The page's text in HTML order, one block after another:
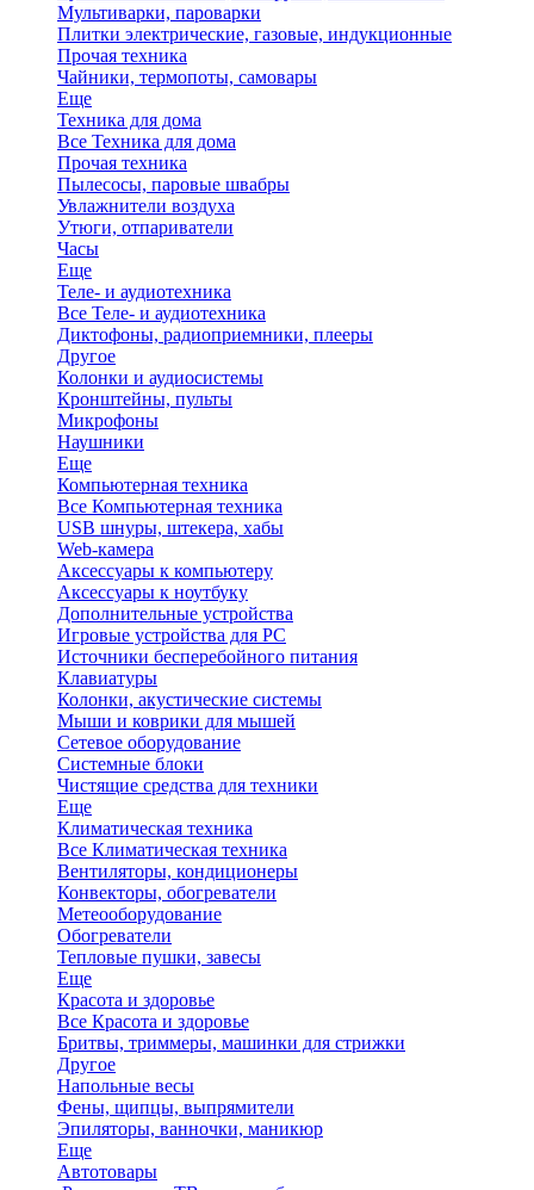
Мультиварки, пароварки
Плитки электрические, газовые, индукционные
Прочая техника
Чайники, термопоты, самовары
Еще
Техника для дома
Все Техника для дома
Прочая техника
Пылесосы, паровые швабры
Увлажнители воздуха
Утюги, отпариватели
Часы
Еще
Теле- и аудиотехника
Все Теле- и аудиотехника
Диктофоны, радиоприемники, плееры
Другое
Колонки и аудиосистемы
Кронштейны, пульты
Микрофоны
Наушники
Еще
Компьютерная техника
Все Компьютерная техника
USB шнуры, штекера, хабы
Web-камера
Аксессуары к компьютеру
Аксессуары к ноутбуку
Дополнительные устройства
Игровые устройства для PC
Источники бесперебойного питания
Клавиатуры
Колонки, акустические системы
Мыши и коврики для мышей
Сетевое оборудование
Системные блоки
Чистящие средства для техники
Еще
Климатическая техника
Все Климатическая техника
Вентиляторы, кондиционеры
Конвекторы, обогреватели
Метеооборудование
Обогреватели
Тепловые пушки, завесы
Еще
Красота и здоровье
Все Красота и здоровье
Бритвы, триммеры, машинки для стрижки
Другое
Напольные весы
Фены, щипцы, выпрямители
Эпиляторы, ванночки, маникюр
Еще
Автотовары